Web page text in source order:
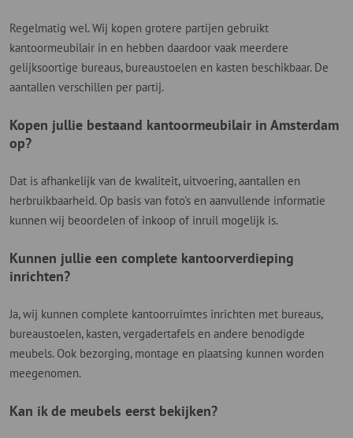
Regelmatig wel. Wij kopen grotere partijen gebruikt
kantoormeubilair in en hebben daardoor vaak meerdere
gelijksoortige bureaus, bureaustoelen en kasten beschikbaar. De
aantallen verschillen per partij.
Kopen jullie bestaand kantoormeubilair in Amsterdam
op?
Dat is afhankelijk van de kwaliteit, uitvoering, aantallen en
herbruikbaarheid. Op basis van foto's en aanvullende informatie
kunnen wij beoordelen of inkoop of inruil mogelijk is.
Kunnen jullie een complete kantoorverdieping
inrichten?
Ja, wij kunnen complete kantoorruimtes inrichten met bureaus,
bureaustoelen, kasten, vergadertafels en andere benodigde
meubels. Ook bezorging, montage en plaatsing kunnen worden
meegenomen.
Kan ik de meubels eerst bekijken?